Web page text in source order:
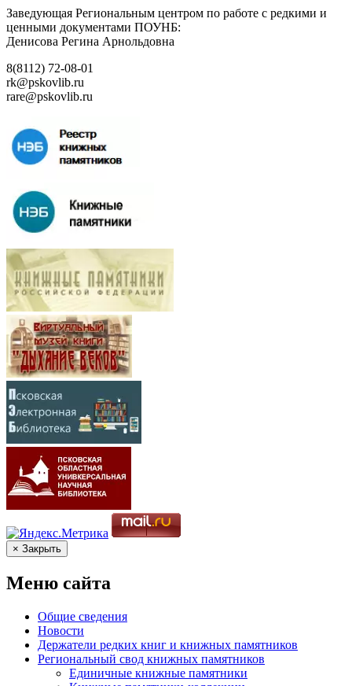
Заведующая Региональным центром по работе с редкими и
ценными документами ПОУНБ:
Денисова Регина Арнольдовна
8(8112) 72-08-01
rk@pskovlib.ru
rare@pskovlib.ru
× Закрыть
Меню сайта
Общие сведения
Новости
Держатели редких книг и книжных памятников
Региональный свод книжных памятников
Единичные книжные памятники